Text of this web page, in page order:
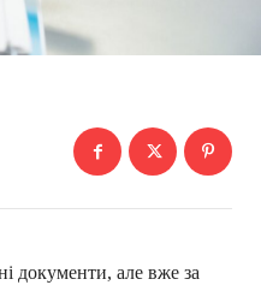
документи, але вже за